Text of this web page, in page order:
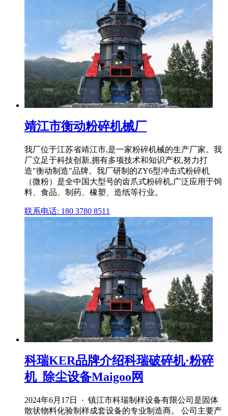
靖江市衡动粉碎机械厂
我厂位于江苏省靖江市,是一家粉碎机械的生产厂家。我
厂立足于科技创新,拥有多项技术和知识产权,努力打
造"衡动制造"品牌。我厂研制的ZY6型冲击式粉碎机
（微粉）是全中国大型号的齿爪式粉碎机,广泛应用于饲
料、食品、制药、橡塑、造纸等行业。
联系电话: 180 3780 8511
科瑞KER品牌介绍科瑞破碎机·粉碎
机_除尘设备Maigoo网
2024年6月17日 · 镇江市科瑞制样设备有限公司是固体
散状物料化验制样成套设备的专业制造商。 公司主要产